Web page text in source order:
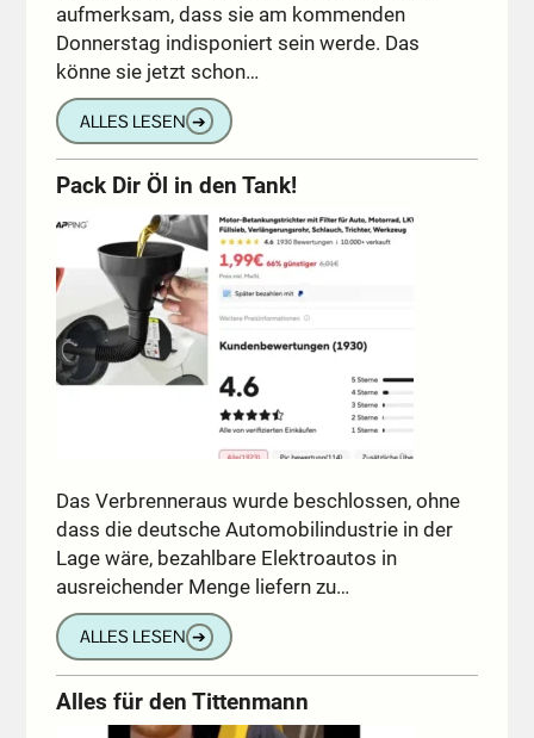
aufmerksam, dass sie am kommenden
Donnerstag indisponiert sein werde. Das
könne sie jetzt schon…
ALLES LESEN ➔
Pack Dir Öl in den Tank!
Das Verbrenneraus wurde beschlossen, ohne
dass die deutsche Automobilindustrie in der
Lage wäre, bezahlbare Elektroautos in
ausreichender Menge liefern zu…
ALLES LESEN ➔
Alles für den Tittenmann